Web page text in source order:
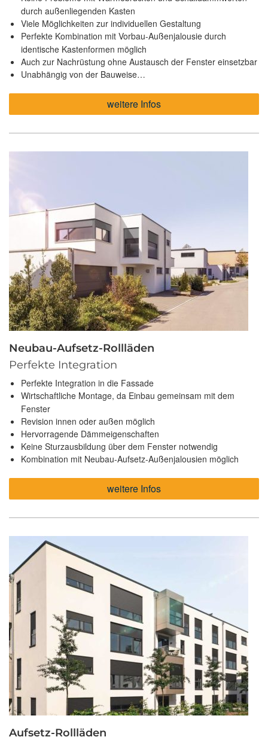
durch außenliegenden Kasten
Viele Möglichkeiten zur individuellen Gestaltung
Perfekte Kombination mit Vorbau-Außenjalousie durch
identische Kastenformen möglich
Auch zur Nachrüstung ohne Austausch der Fenster einsetzbar
Unabhängig von der Bauweise…
weitere Infos
Neubau-Aufsetz-Rollläden
Perfekte Integration
Perfekte Integration in die Fassade
Wirtschaftliche Montage, da Einbau gemeinsam mit dem
Fenster
Revision innen oder außen möglich
Hervorragende Dämmeigenschaften
Keine Sturzausbildung über dem Fenster notwendig
Kombination mit Neubau-Aufsetz-Außenjalousien möglich
weitere Infos
Aufsetz-Rollläden